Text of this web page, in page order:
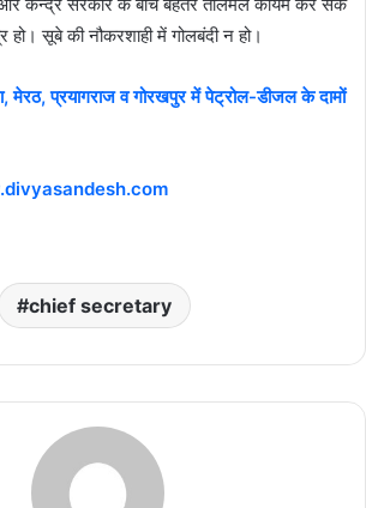
हो। सूबे की नौकरशाही में गोलबंदी न हो।
मेरठ, प्रयागराज व गोरखपुर में पेट्रोल-डीजल के दामों
chief secretary